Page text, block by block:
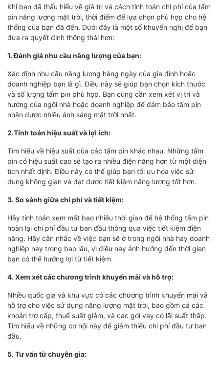
Khi bạn đã thấu hiểu về giá trị và cách tính toán chi phí của tấm
pin năng lượng mặt trời, thời điểm để lựa chọn phù hợp cho hệ
thống của bạn đã đến. Dưới đây là một số khuyến nghị để bạn
đưa ra quyết định thông thái hơn:
1. Đánh giá nhu cầu năng lượng của bạn:
Xác định nhu cầu năng lượng hàng ngày của gia đình hoặc
doanh nghiệp bạn là gì. Điều này sẽ giúp bạn chọn kích thước
và số lượng tấm pin phù hợp. Bạn cũng cần xem xét vị trí và
hướng của ngôi nhà hoặc doanh nghiệp để đảm bảo tấm pin
nhận được nhiều ánh sáng mặt trời nhất.
2.Tính toán hiệu suất và lợi ích:
Tìm hiểu về hiệu suất của các tấm pin khác nhau. Những tấm
pin có hiệu suất cao sẽ tạo ra nhiều điện năng hơn từ một diện
tích nhất định. Điều này có thể giúp bạn tối ưu hóa việc sử
dụng không gian và đạt được tiết kiệm năng lượng tốt hơn.
3. So sánh giữa chi phí và tiết kiệm:
Hãy tính toán xem mất bao nhiêu thời gian để hệ thống tấm pin
hoàn lại chi phí đầu tư ban đầu thông qua việc tiết kiệm điện
năng. Hãy cân nhắc về việc bạn sẽ ở trong ngôi nhà hay doanh
nghiệp này trong bao lâu, vì điều này ảnh hưởng đến thời gian
bạn có thể hưởng lợi từ tiết kiệm.
4. Xem xét các chương trình khuyến mãi và hỗ trợ:
Nhiều quốc gia và khu vực có các chương trình khuyến mãi và
hỗ trợ cho việc sử dụng năng lượng mặt trời, bao gồm cả các
khoản trợ cấp, thuế suất giảm, và các gói vay có lãi suất thấp.
Tìm hiểu về những cơ hội này để giảm thiểu chi phí đầu tư ban
đầu.
5. Tư vấn từ chuyên gia: